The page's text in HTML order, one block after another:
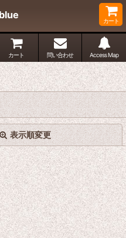
カート
カート 問い合わせ Access Map
表示順変更
む
閉じる